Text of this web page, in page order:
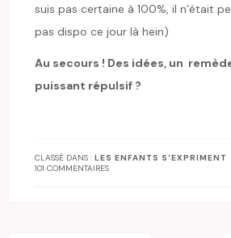
suis pas certaine à 100%, il n’était
pas dispo ce jour là hein)
Au secours ! Des idées, un
puissant répulsif ?
CLASSÉ DANS :LES ENFANTS S'EXPRIMENT
101 COMMENTAIRES